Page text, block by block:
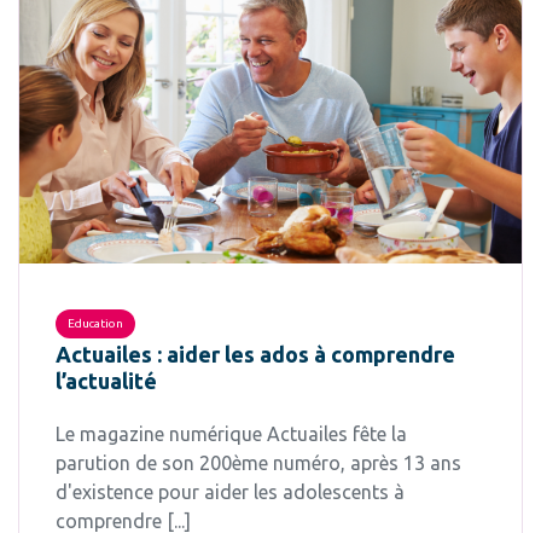
Education
Actuailes : aider les ados à comprendre
l’actualité
Le magazine numérique Actuailes fête la
parution de son 200ème numéro, après 13 ans
d'existence pour aider les adolescents à
comprendre [...]